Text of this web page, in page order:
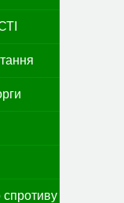
спротиву